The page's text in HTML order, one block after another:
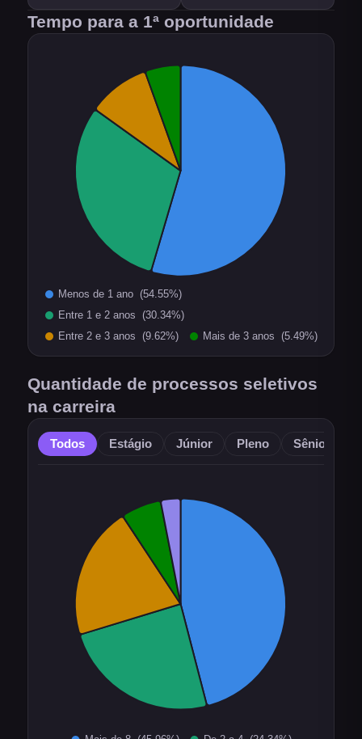
Tempo para a 1ª oportunidade
Quantidade de processos seletivos
na carreira
Todos Estágio Júnior Pleno Sênior